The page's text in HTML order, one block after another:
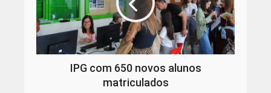
IPG com 650 novos alunos
matriculados